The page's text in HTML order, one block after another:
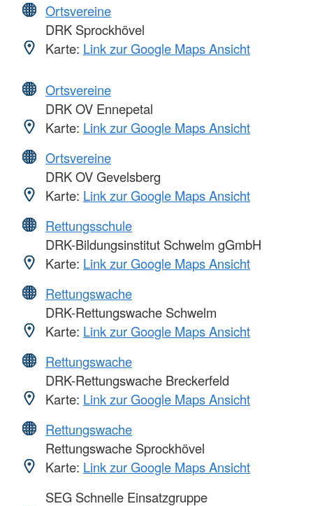
Ortsvereine
DRK Sprockhövel
Karte: Link zur Google Maps Ansicht
Ortsvereine
DRK OV Ennepetal
Karte: Link zur Google Maps Ansicht
Ortsvereine
DRK OV Gevelsberg
Karte: Link zur Google Maps Ansicht
Rettungsschule
DRK-Bildungsinstitut Schwelm gGmbH
Karte: Link zur Google Maps Ansicht
Rettungswache
DRK-Rettungswache Schwelm
Karte: Link zur Google Maps Ansicht
Rettungswache
DRK-Rettungswache Breckerfeld
Karte: Link zur Google Maps Ansicht
Rettungswache
Rettungswache Sprockhövel
Karte: Link zur Google Maps Ansicht
SEG Schnelle Einsatzgruppe